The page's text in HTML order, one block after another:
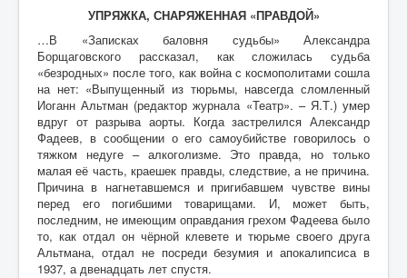
УПРЯЖКА, СНАРЯЖЕННАЯ «ПРАВДОЙ»
…В «Записках баловня судьбы» Александра
Борщаговского рассказал, как сложилась судьба
«безродных» после того, как война с космополитами сошла
на нет: «Выпущенный из тюрьмы, навсегда сломленный
Иоганн Альтман (редактор журнала «Театр». – Я.Т.) умер
вдруг от разрыва аорты. Когда застрелился Александр
Фадеев, в сообщении о его самоубийстве говорилось о
тяжком недуге – алкоголизме. Это правда, но только
малая её часть, краешек правды, следствие, а не причина.
Причина в нагнетавшемся и пригибавшем чувстве вины
перед его погибшими товарищами. И, может быть,
последним, не имеющим оправдания грехом Фадеева было
то, как отдал он чёрной клевете и тюрьме своего друга
Альтмана, отдал не посреди безумия и апокалипсиса в
1937, а двенадцать лет спустя.